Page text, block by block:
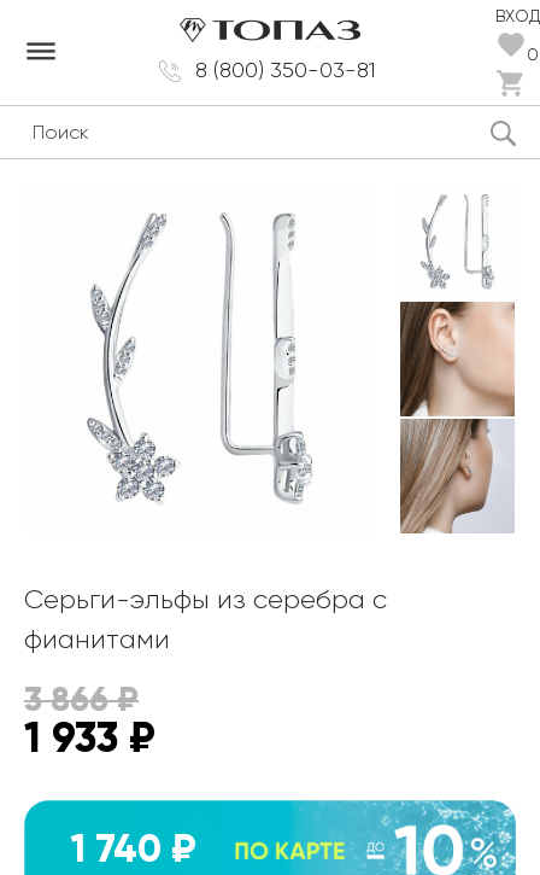
8 (800) 350-03-81
ВХОД
0
dehaze
Серьги-эльфы из серебра с
фианитами
3 866₽
1 933 ₽
1 740 ₽